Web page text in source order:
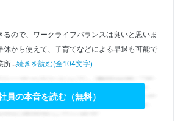
るので、ワークライフバランスは良いと思いま
休から使えて、子育てなどによる早退も可能で
所...続きを読む(全104文字)
員の本音を読む（無料）